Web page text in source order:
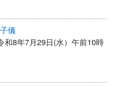
儀
和8年7月29日(水）午前10時